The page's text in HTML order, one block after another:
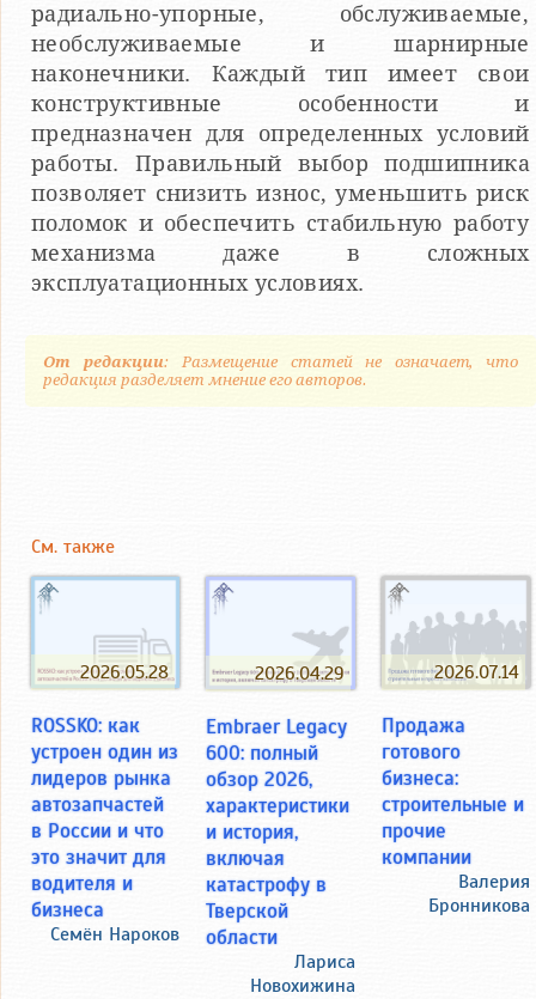
радиально-упорные, обслуживаемые,
необслуживаемые и шарнирные
наконечники. Каждый тип имеет свои
конструктивные особенности и
предназначен для определенных условий
работы. Правильный выбор подшипника
позволяет снизить износ, уменьшить риск
поломок и обеспечить стабильную работу
механизма даже в сложных
эксплуатационных условиях.
От редакции: Размещение статей не означает, что
редакция разделяет мнение его авторов.
См. также
2026.05.28
ROSSKO: как
устроен один из
лидеров рынка
автозапчастей
в России и что
это значит для
водителя и
бизнеса
Семён Нароков
2026.04.29
Embraer Legacy
600: полный
обзор 2026,
характеристики
и история,
включая
катастрофу в
Тверской
области
Лариса
Новохижина
2026.07.14
Продажа
готового
бизнеса:
строительные и
прочие
компании
Валерия
Бронникова